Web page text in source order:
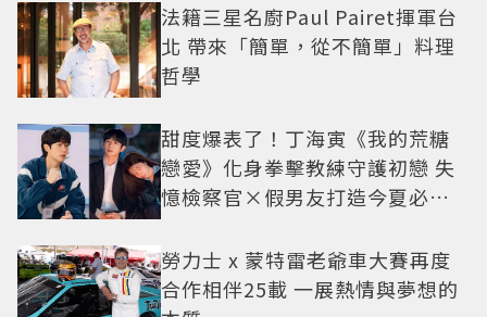
法籍三星名廚Paul Pairet揮軍台
北 帶來「簡單，從不簡單」料理
哲學
甜度爆表了！丁海寅《我的荒糖
戀愛》化身拳擊教練守護初戀 失
憶檢察官×假男友打造今夏必看
勞力士 x 蒙特雷老爺車大賽再度
合作相伴25載 一展熱情與夢想的